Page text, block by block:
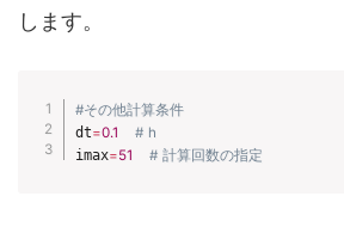
します。
#その他計算条件
dt=0.1
# h
imax=51 # 計算回数の指定